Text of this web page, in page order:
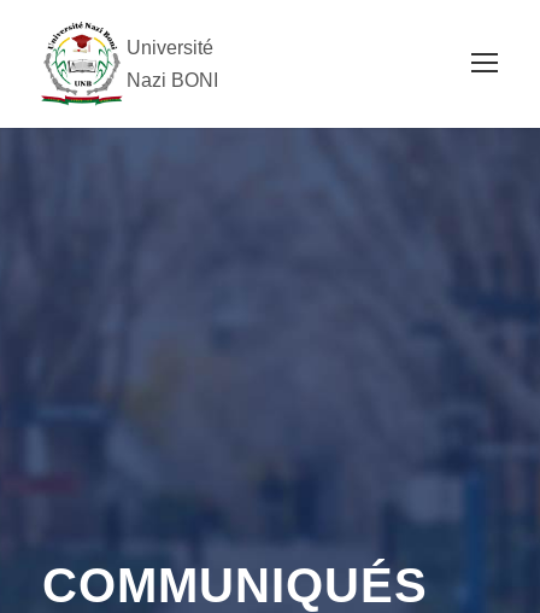
Université
Nazi BONI
COMMUNIQUÉS